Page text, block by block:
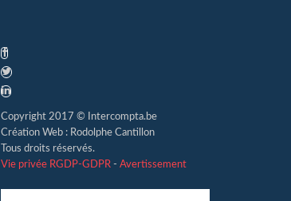
Copyright 2017 © Intercompta.be
Création Web : Rodolphe Cantillon
Tous droits réservés.
Vie privée RGDP-GDPR- Avertissement